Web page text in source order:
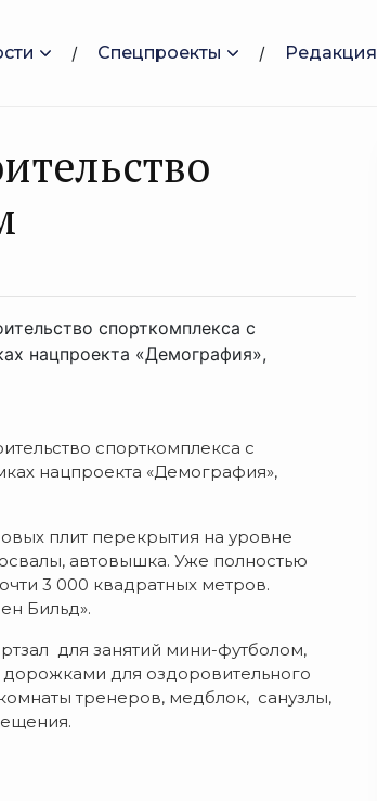
Спецпроекты Редакция
спорткомплекса с
нацпроекта «Демография»,
спорткомплекса с
нацпроекта «Демография»,
плит перекрытия на уровне
автовышка. Уже полностью
3 000 квадратных метров.
Бильд».
для занятий мини-футболом,
для оздоровительного
тренеров, медблок, санузлы,